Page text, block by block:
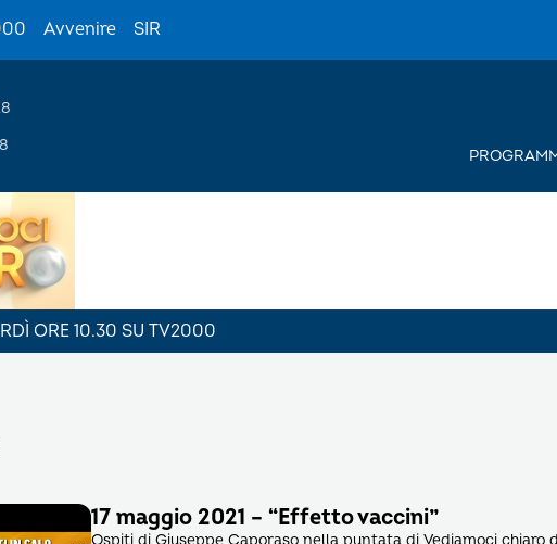
Avvenire SIR
ORE 10.30 SU TV2000
17 maggio 2021 – “Effetto vaccini”
Ospiti di Giuseppe Caporaso nella puntata di Vediamoci chiaro